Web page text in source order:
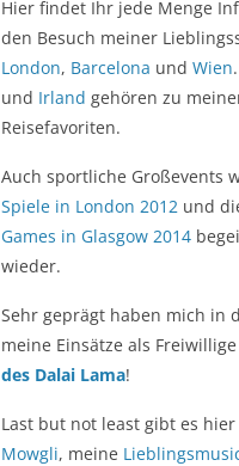
Hier findet Ihr jede Menge
den Besuch meiner
London, Barcelona und Wien
und Irland gehören zu
Reisefavoriten.
Auch sportliche Großevents
Spiele in London 2012 und
Games in Glasgow 2014
wieder.
Sehr geprägt haben mich in
meine Einsätze als
des Dalai Lama!
Last but not least gibt es hier
Mowgli, meine